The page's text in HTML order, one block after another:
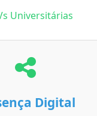
Universitárias
Digital